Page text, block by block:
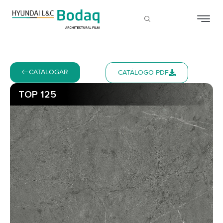
CATALOGAR CATÁLOGO PDF
TOP 125